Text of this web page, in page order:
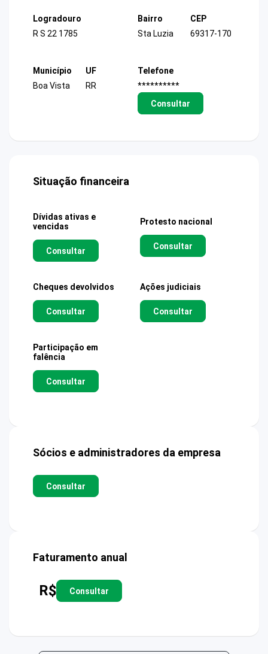
Logradouro
R S 22 1785
Bairro
Sta Luzia
CEP
69317-170
Município
Boa Vista
UF
RR
Telefone
**********
Consultar
Situação financeira
Dívidas ativas e
vencidas
Consultar
Protesto nacional
Consultar
Cheques devolvidos
Consultar
Ações judiciais
Consultar
Participação em
falência
Consultar
Sócios e administradores da empresa
Consultar
Faturamento anual
R$ Consultar